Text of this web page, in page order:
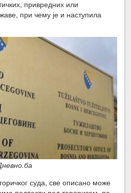
привредних или
при чему је и наступила
суда, све описано може